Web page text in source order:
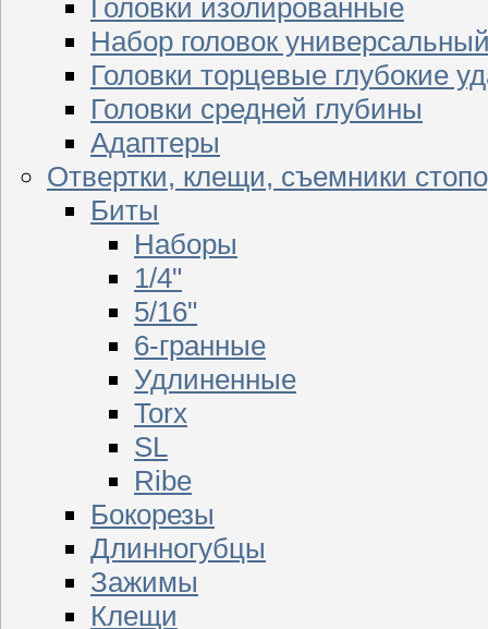
Головки изолированные
Набор головок
Головки торцевые глубокие
Головки средней глубины
Адаптеры
Отвертки, клещи, съемники
Биты
Наборы
1/4"
5/16"
6-гранные
Удлиненные
Torx
SL
Ribe
Бокорезы
Длинногубцы
Зажимы
Клещи